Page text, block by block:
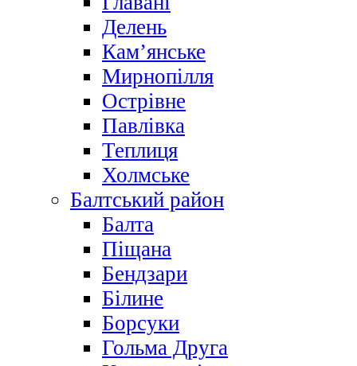
Делень
Кам’янське
Мирнопілля
Острівне
Павлівка
Теплиця
Холмське
Балтський район
Балта
Піщана
Бендзари
Білине
Борсуки
Гольма Друга